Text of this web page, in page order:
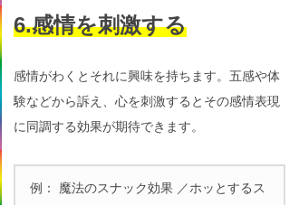
6.感情を刺激する
感情がわくとそれに興味を持ちます。五感や体
験などから訴え、心を刺激するとその感情表現
に同調する効果が期待できます。
例： 魔法のスナック効果 ／ホッとするス